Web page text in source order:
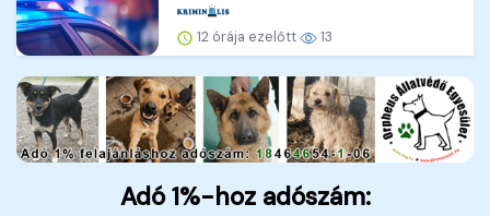
12 órája ezelőtt 13
Adó 1%-hoz adószám: